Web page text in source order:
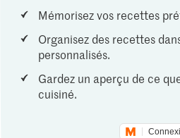
Mémorisez vos recettes
Organisez des recettes
personnalisés.
Gardez un aperçu de ce
cuisiné.